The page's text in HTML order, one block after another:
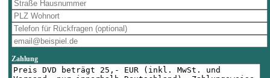
Zahlung